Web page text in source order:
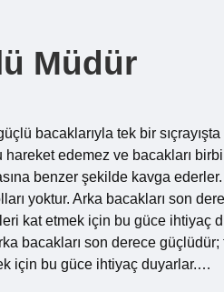
Müdür
bacaklarıyla tek bir sıçrayışta
edemez ve bacakları
benzer şekilde kavga
yoktur. Arka bacakları son
kat etmek için bu güce ihtiyaç
bacakları son derece
için bu güce ihtiyaç duyarlar.…